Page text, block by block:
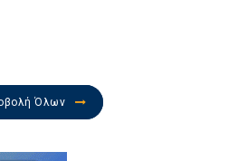
Όλων